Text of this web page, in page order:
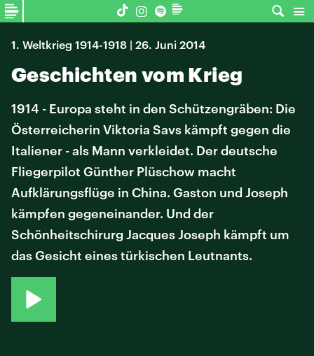
1. Weltkrieg 1914-1918 | 26. Juni 2014
Geschichten vom Krieg
1914 - Europa steht in den Schützengräben: Die
Österreicherin Viktoria Savs kämpft gegen die
Italiener - als Mann verkleidet. Der deutsche
Fliegerpilot Günther Plüschow macht
Aufklärungsflüge in China. Gaston und Joseph
kämpfen gegeneinander. Und der
Schönheitschirurg Jacques Joseph kämpft um
das Gesicht eines türkischen Leutnants.